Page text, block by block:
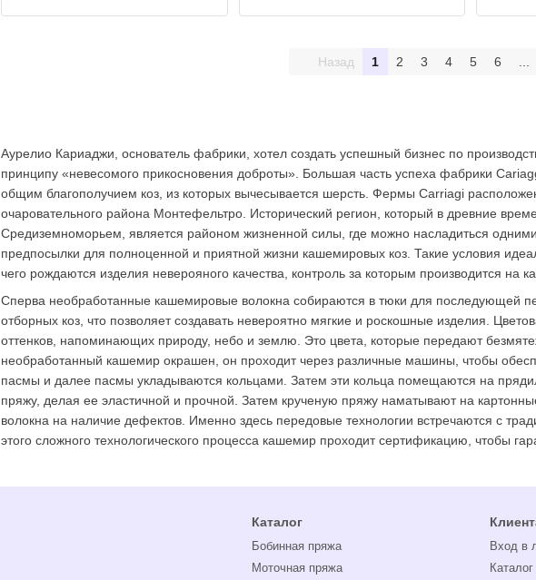
Аурелио Кариаджи, основатель фабрики, хотел создать успешный бизнес по
принципу «невесомого прикосновения доброты». Большая часть успеха фабрики
общим благополучием коз, из которых вычесывается шерсть. Фермы Carriagi
очаровательного района Монтефельтро. Исторический регион, который в древние
Средиземноморьем, является районом жизненной силы, где можно насладиться
предпосылки для полноценной и приятной жизни кашемировых коз. Такие условия
чего рождаются изделия неверояного качества, контроль за которым производится на
Сперва необработанные кашемировые волокна собираются в тюки для последующей
отборных коз, что позволяет создавать невероятно мягкие и роскошные изделия.
оттенков, напоминающих природу, небо и землю. Это цвета, которые передают
необработанный кашемир окрашен, он проходит через различные машины, чтобы
пасмы и далее пасмы укладываются кольцами. Затем эти кольца помещаются на
пряжу, делая ее эластичной и прочной. Затем крученую пряжу наматывают на
волокна на наличие дефектов. Именно здесь передовые технологии встречаются с
этого сложного технологического процесса кашемир проходит сертификацию, чтобы
Назад 1 2 3 4 5 6
Каталог
Бобинная пряжа
Моточная пряжа
Вход в
Каталог